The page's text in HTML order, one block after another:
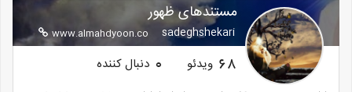
مستندهای ظهور
sadeghshekari
www.almahdyoon.co
68 ویدئو 0 دنبال کننده